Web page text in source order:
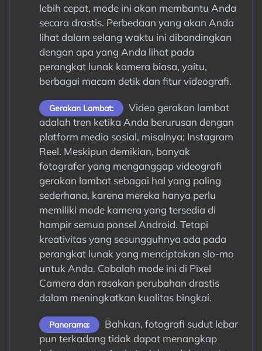
lebih cepat, mode ini akan membantu Anda
secara drastis. Perbedaan yang akan Anda
lihat dalam selang waktu ini dibandingkan
dengan apa yang Anda lihat pada
perangkat lunak kamera biasa, yaitu,
berbagai macam detik dan fitur videografi.
Gerakan Lambat:
Video gerakan lambat
adalah tren ketika Anda berurusan dengan
platform media sosial, misalnya; Instagram
Reel. Meskipun demikian, banyak
fotografer yang menganggap videografi
gerakan lambat sebagai hal yang paling
sederhana, karena mereka hanya perlu
memiliki mode kamera yang tersedia di
hampir semua ponsel Android. Tetapi
kreativitas yang sesungguhnya ada pada
perangkat lunak yang menciptakan slo-mo
untuk Anda. Cobalah mode ini di Pixel
Camera dan rasakan perubahan drastis
dalam meningkatkan kualitas bingkai.
Panorama:
Bahkan, fotografi sudut lebar
pun terkadang tidak dapat menangkap